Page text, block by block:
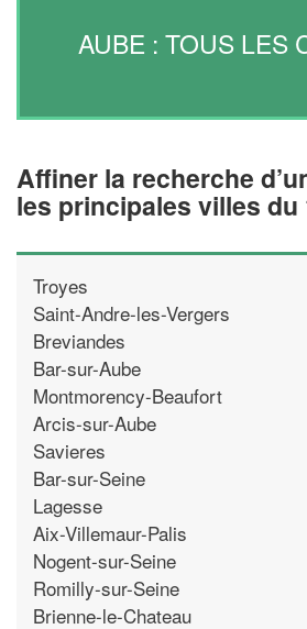
AUBE : TOUS LES
Affiner la recherche
les principales villes du
Troyes
Saint-Andre-les-Vergers
Breviandes
Bar-sur-Aube
Montmorency-Beaufort
Arcis-sur-Aube
Savieres
Bar-sur-Seine
Lagesse
Aix-Villemaur-Palis
Nogent-sur-Seine
Romilly-sur-Seine
Brienne-le-Chateau